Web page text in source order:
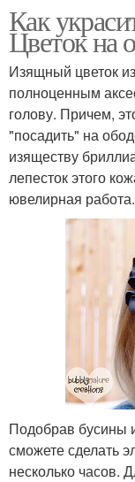
Как
Цветок на
Изящный цветок
полноценным
голову. Причем,
"посадить" на
изяществу
лепесток этого
ювелирная работа.
Подобрав бусины
сможете сделать
несколько часов.